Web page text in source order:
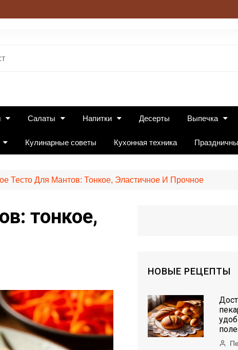
Салаты Напитки Десерты Выпечка
Кулинарные советы Кухонная техника
Тесто Для Мантов: Тонкое, Эластичное И Прочное
тонкое,
НОВЫЕ РЕЦЕПТЫ